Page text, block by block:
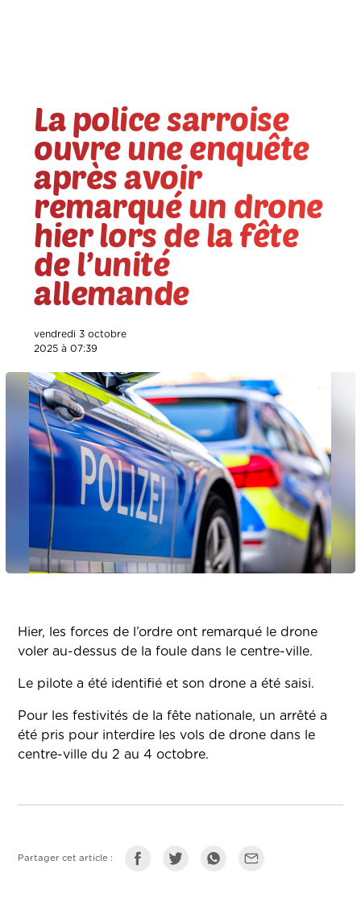
La police sarroise
ouvre une enquête
après avoir
remarqué un drone
hier lors de la fête
de l’unité
allemande
vendredi 3 octobre
2025 à 07:39
Hier, les forces de l’ordre ont remarqué le drone
voler au-dessus de la foule dans le centre-ville.
Le pilote a été identifié et son drone a été saisi.
Pour les festivités de la fête nationale, un arrêté a
été pris pour interdire les vols de drone dans le
centre-ville du 2 au 4 octobre.
Partager cet article :